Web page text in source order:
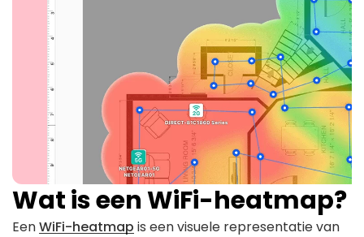
Wat is een WiFi-heatmap?
EenWiFi-heatmap is een visuele representatie van